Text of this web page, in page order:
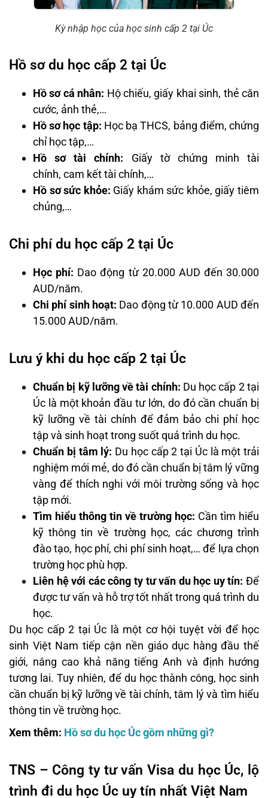
Kỳ nhập học của học sinh cấp 2 tại Úc
Hồ sơ du học cấp 2 tại Úc
Hồ sơ cá nhân: Hộ chiếu, giấy khai sinh, thẻ căn
cước, ảnh thẻ,…
Hồ sơ học tập: Học bạ THCS, bảng điểm, chứng
chỉ học tập,…
Hồ sơ tài chính: Giấy tờ chứng minh tài
chính, cam kết tài chính,…
Hồ sơ sức khỏe: Giấy khám sức khỏe, giấy tiêm
chủng,…
Chi phí du học cấp 2 tại Úc
Học phí: Dao động từ 20.000 AUD đến 30.000
AUD/năm.
Chi phí sinh hoạt: Dao động từ 10.000 AUD đến
15.000 AUD/năm.
Lưu ý khi du học cấp 2 tại Úc
Chuẩn bị kỹ lưỡng về tài chính: Du học cấp 2 tại
Úc là một khoản đầu tư lớn, do đó cần chuẩn bị
kỹ lưỡng về tài chính để đảm bảo chi phí học
tập và sinh hoạt trong suốt quá trình du học.
Chuẩn bị tâm lý: Du học cấp 2 tại Úc là một trải
nghiệm mới mẻ, do đó cần chuẩn bị tâm lý vững
vàng để thích nghi với môi trường sống và học
tập mới.
Tìm hiểu thông tin về trường học: Cần tìm hiểu
kỹ thông tin về trường học, các chương trình
đào tạo, học phí, chi phí sinh hoạt,… để lựa chọn
trường học phù hợp.
Liên hệ với các công ty tư vấn du học uy tín: Để
được tư vấn và hỗ trợ tốt nhất trong quá trình du
học.
Du học cấp 2 tại Úc là một cơ hội tuyệt vời để học
sinh Việt Nam tiếp cận nền giáo dục hàng đầu thế
giới, nâng cao khả năng tiếng Anh và định hướng
tương lai. Tuy nhiên, để du học thành công, học sinh
cần chuẩn bị kỹ lưỡng về tài chính, tâm lý và tìm hiểu
thông tin về trường học.
Xem thêm: Hồ sơ du học Úc gồm những gì?
TNS – Công ty tư vấn Visa du học Úc, lộ
trình đi du học Úc uy tín nhất Việt Nam